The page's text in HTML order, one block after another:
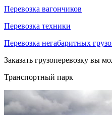
Перевозка вагончиков
Перевозка техники
Перевозка негабаритных
Заказать грузоперевозку вы
Транспортный парк